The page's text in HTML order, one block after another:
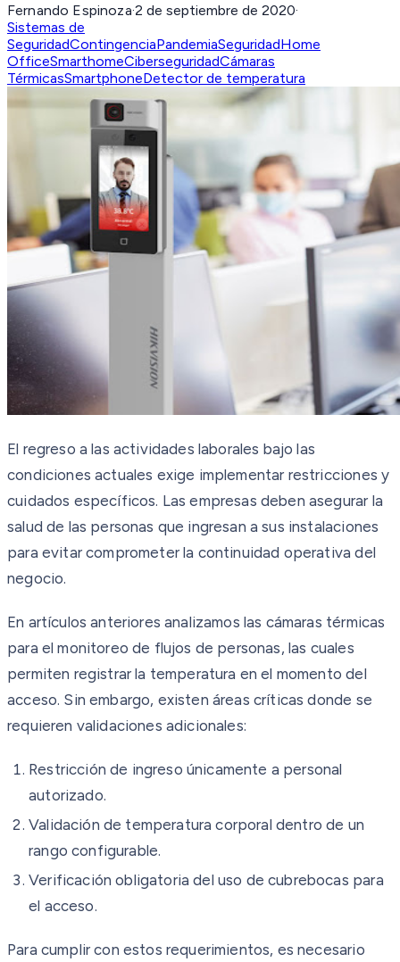
Fernando Espinoza·2 de septiembre de 2020·
Sistemas de
SeguridadContingenciaPandemiaSeguridadHome
OfficeSmarthomeCiberseguridadCámaras
TérmicasSmartphoneDetector de temperatura
El regreso a las actividades laborales bajo las
condiciones actuales exige implementar restricciones y
cuidados específicos. Las empresas deben asegurar la
salud de las personas que ingresan a sus instalaciones
para evitar comprometer la continuidad operativa del
negocio.
En artículos anteriores analizamos las cámaras térmicas
para el monitoreo de flujos de personas, las cuales
permiten registrar la temperatura en el momento del
acceso. Sin embargo, existen áreas críticas donde se
requieren validaciones adicionales:
Restricción de ingreso únicamente a personal
autorizado.
Validación de temperatura corporal dentro de un
rango configurable.
Verificación obligatoria del uso de cubrebocas para
el acceso.
Para cumplir con estos requerimientos, es necesario